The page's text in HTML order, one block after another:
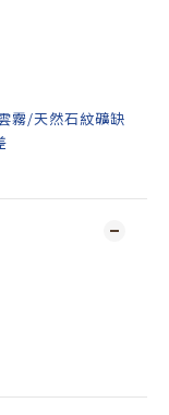
霧/天然石紋礦缺